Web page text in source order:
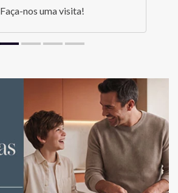
Faça-nos uma visita!